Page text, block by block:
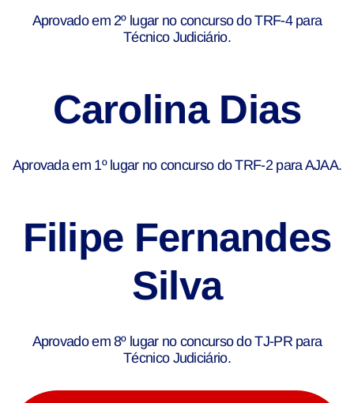
Aprovado em 2º lugar no concurso do TRF-4 para
Técnico Judiciário.
Carolina Dias
Aprovada em 1º lugar no concurso do TRF-2 para AJAA.
Filipe Fernandes
Silva
Aprovado em 8º lugar no concurso do TJ-PR para
Técnico Judiciário.